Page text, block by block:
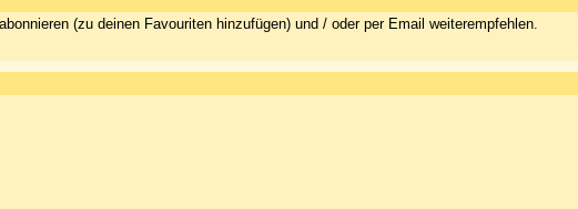
(zu deinen Favouriten hinzufügen) und / oder per Email weiterempfehlen.